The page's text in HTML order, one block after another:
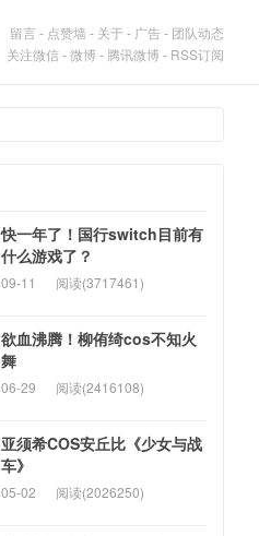
留言- 点赞墙 - 关于- 广告- 团队动态
关注微信-微博 - 腾讯微博 - RSS订阅
快一年了！国行switch目前有
什么游戏了？
09-11 阅读(3717461)
欲血沸腾！柳侑绮cos不知火
舞
06-29 阅读(2416108)
亚须希COS安丘比《少女与战
车》
05-02 阅读(2026250)